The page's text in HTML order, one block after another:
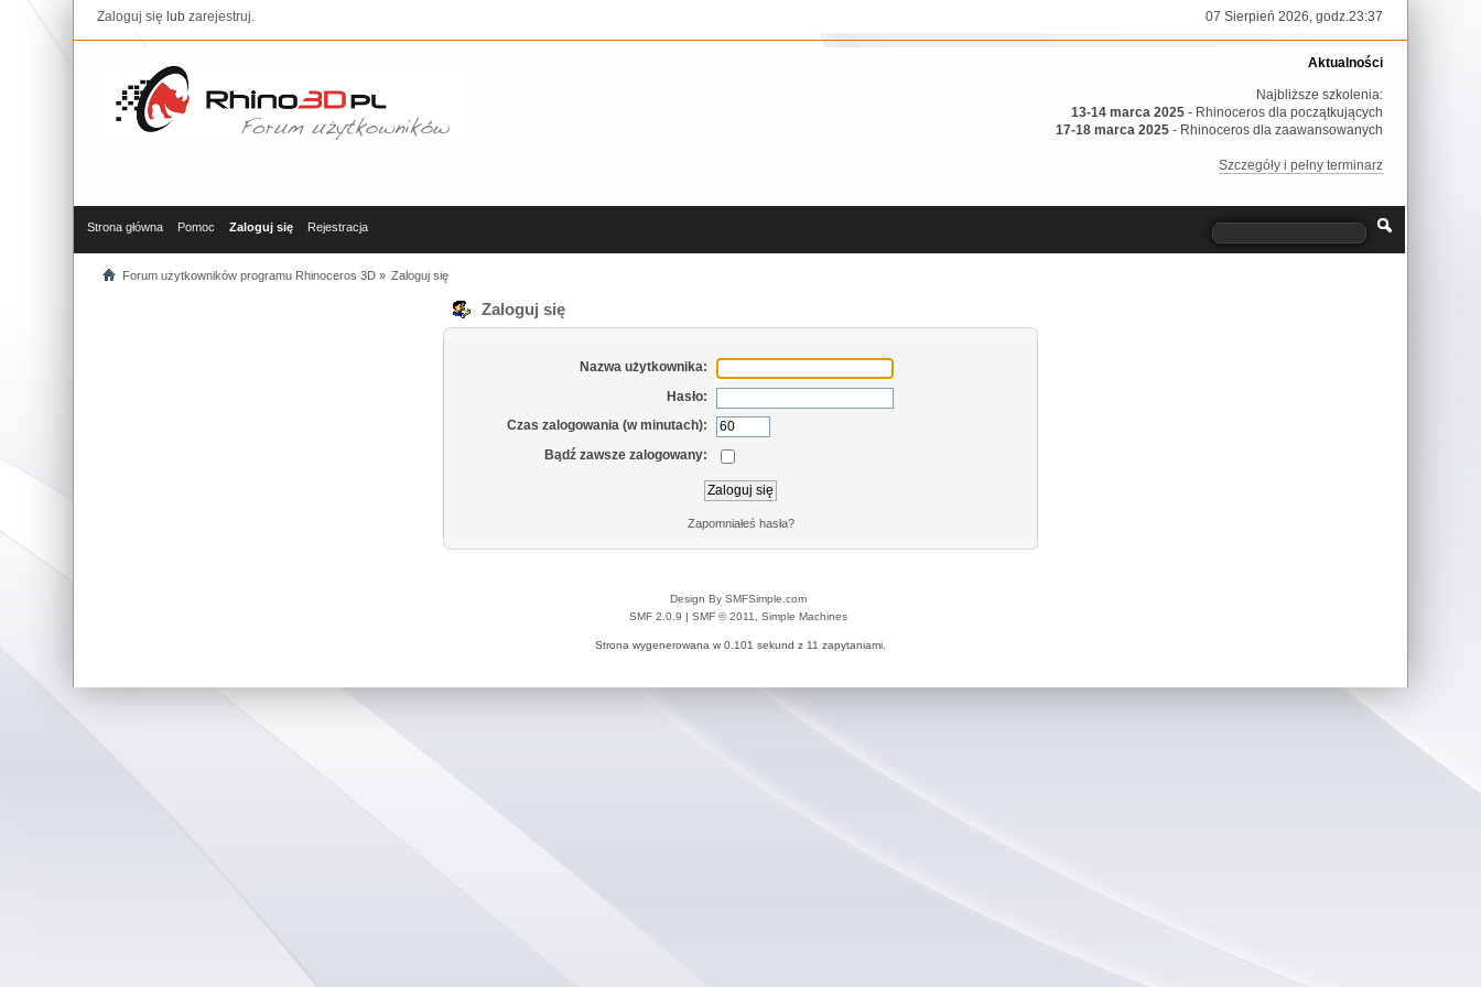
Zaloguj się lubzarejestruj. 07 Sierpień 2026, godz.23:37
Aktualności
Najbliższe szkolenia:
13-14 marca 2025 - Rhinoceros dla początkujących
17-18 marca 2025 - Rhinoceros dla zaawansowanych
Szczegóły i pełny terminarz
Strona główna Pomoc Zaloguj się Rejestracja
Forum użytkowników programu Rhinoceros 3D» Zaloguj się
Zaloguj się
Nazwa użytkownika:
Hasło:
Czas zalogowania (w minutach):
Bądź zawsze zalogowany:
Zapomniałeś hasła?
Design By SMFSimple.com
SMF 2.0.9 | SMF © 2011 Simple Machines
Strona wygenerowana w 0.101 sekund z 11 zapytaniami.